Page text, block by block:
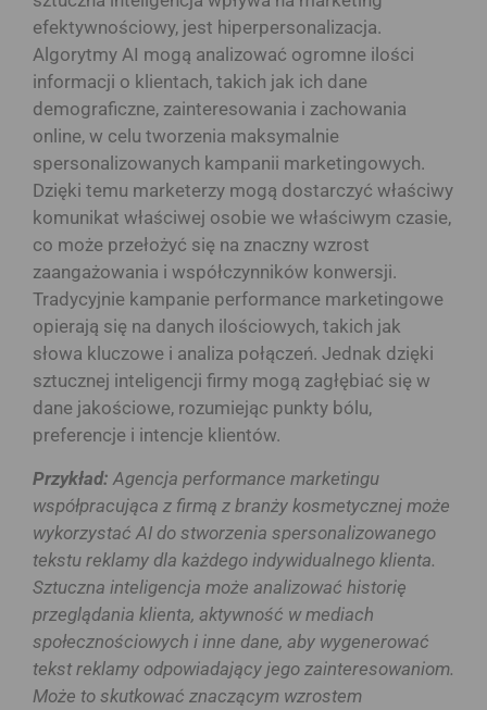
efektywnościowy, jest hiperpersonalizacja.
Algorytmy AI mogą analizować ogromne ilości
informacji o klientach, takich jak ich dane
demograficzne, zainteresowania i zachowania
online, w celu tworzenia maksymalnie
spersonalizowanych kampanii marketingowych.
Dzięki temu marketerzy mogą dostarczyć właściwy
komunikat właściwej osobie we właściwym czasie,
co może przełożyć się na znaczny wzrost
zaangażowania i współczynników konwersji.
Tradycyjnie kampanie performance marketingowe
opierają się na danych ilościowych, takich jak
słowa kluczowe i analiza połączeń. Jednak dzięki
sztucznej inteligencji firmy mogą zagłębiać się w
dane jakościowe, rozumiejąc punkty bólu,
preferencje i intencje klientów.
Przykład: Agencja performance marketingu
współpracująca z firmą z branży kosmetycznej może
wykorzystać AI do stworzenia spersonalizowanego
tekstu reklamy dla każdego indywidualnego klienta.
Sztuczna inteligencja może analizować historię
przeglądania klienta, aktywność w mediach
społecznościowych i inne dane, aby wygenerować
tekst reklamy odpowiadający jego zainteresowaniom.
Może to skutkować znaczącym wzrostem